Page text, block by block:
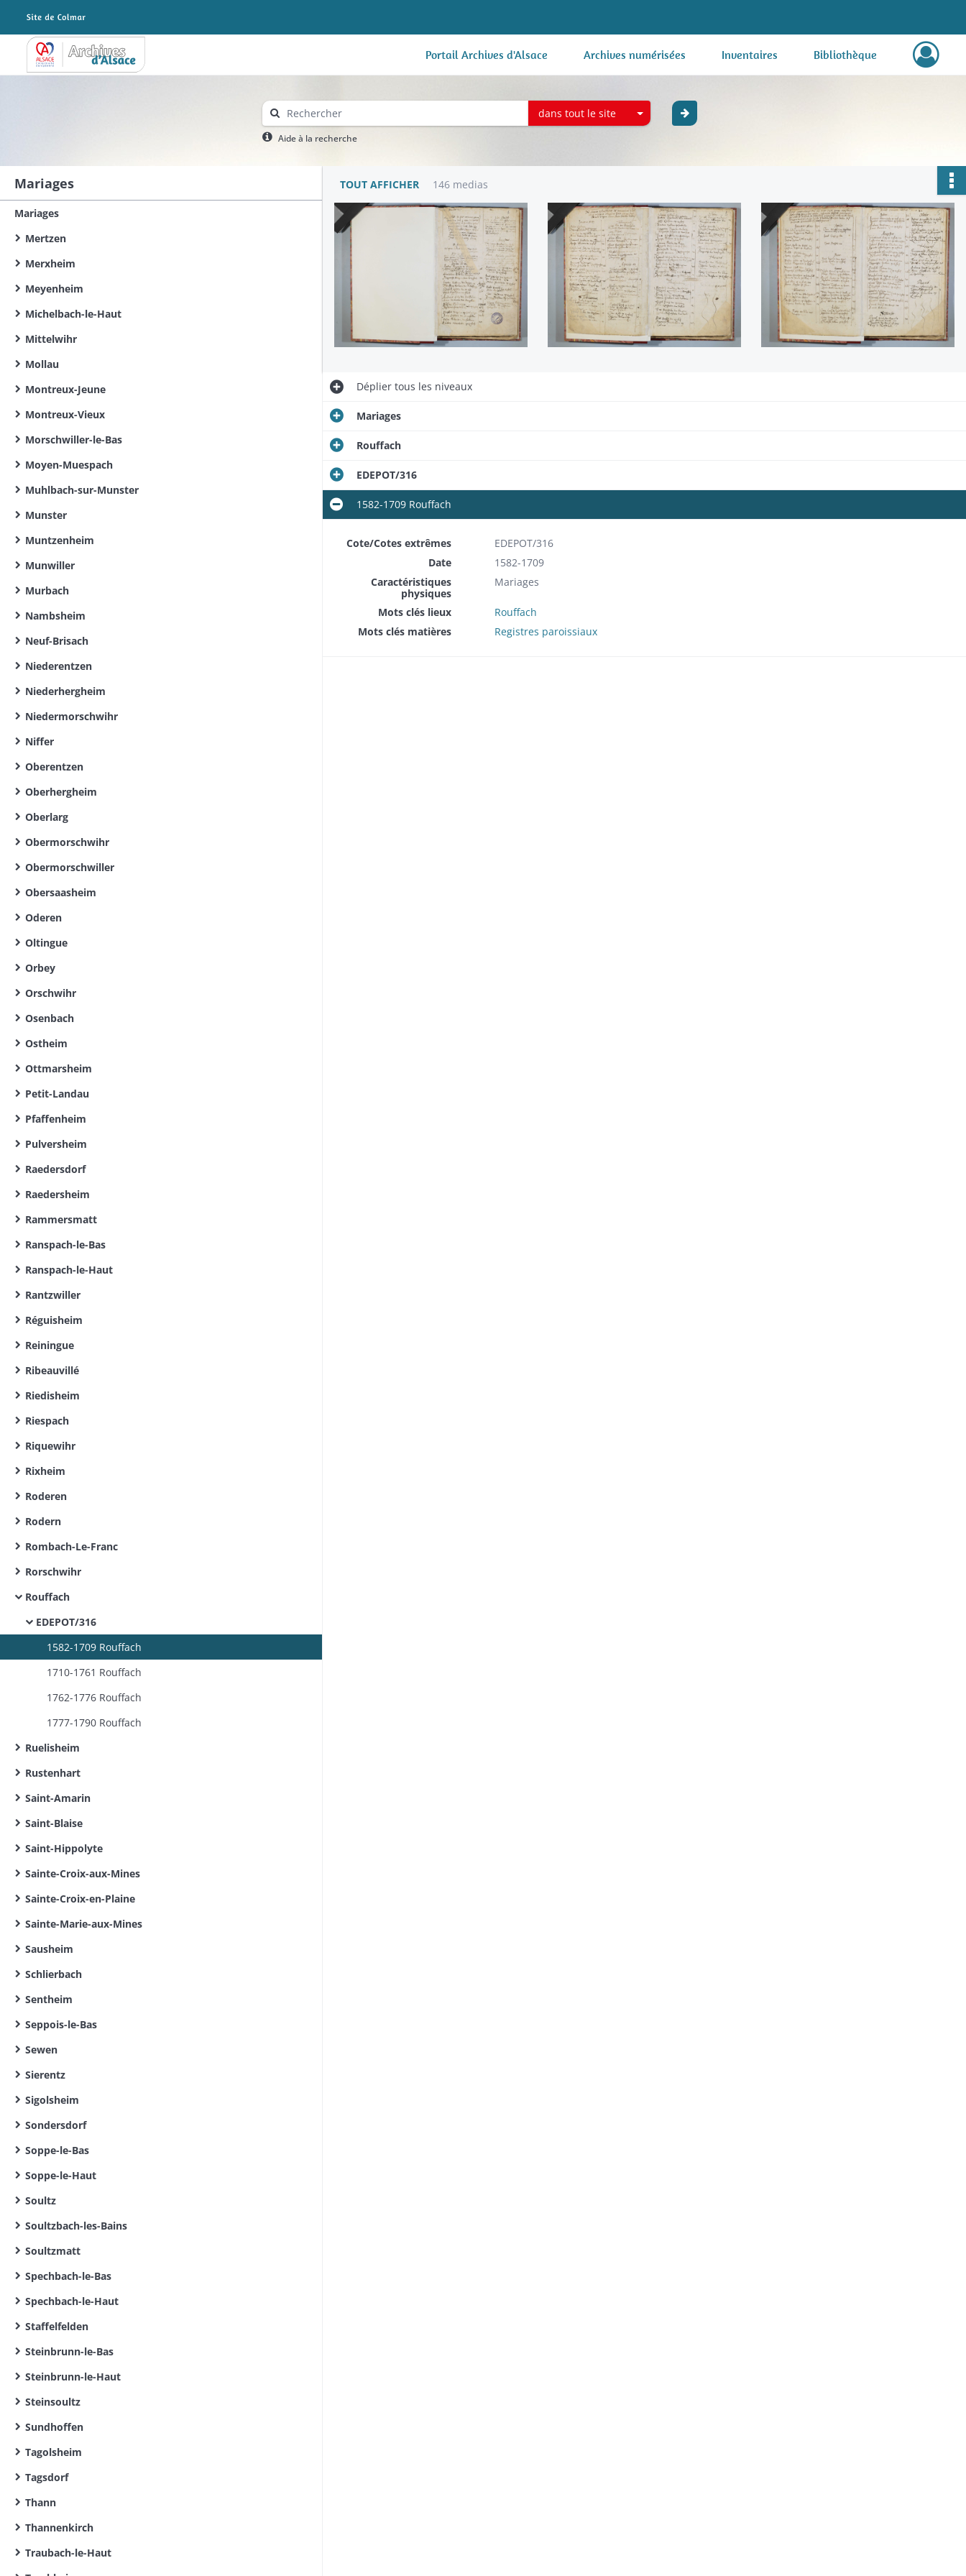
Archives Alsace - Colmar Portail Archives d'Alsace Archives numérisées Inventaires Bibliothèque
dans tout le site
Aide à la recherche
Mariages
Mariages
Mertzen
Merxheim
Meyenheim
Michelbach-le-Haut
Mittelwihr
Mollau
Montreux-Jeune
Montreux-Vieux
Morschwiller-le-Bas
Moyen-Muespach
Muhlbach-sur-Munster
Munster
Muntzenheim
Munwiller
Murbach
Nambsheim
Neuf-Brisach
Niederentzen
Niederhergheim
Niedermorschwihr
Niffer
Oberentzen
Oberhergheim
Oberlarg
Obermorschwihr
Obermorschwiller
Obersaasheim
Oderen
Oltingue
Orbey
Orschwihr
Osenbach
Ostheim
Ottmarsheim
Petit-Landau
Pfaffenheim
Pulversheim
Raedersdorf
Raedersheim
Rammersmatt
Ranspach-le-Bas
Ranspach-le-Haut
Rantzwiller
Réguisheim
Reiningue
Ribeauvillé
Riedisheim
Riespach
Riquewihr
Rixheim
Roderen
Rodern
Rombach-Le-Franc
Rorschwihr
Rouffach
EDEPOT/316
1582-1709 Rouffach
1710-1761 Rouffach
1762-1776 Rouffach
1777-1790 Rouffach
Ruelisheim
Rustenhart
Saint-Amarin
Saint-Blaise
Saint-Hippolyte
Sainte-Croix-aux-Mines
Sainte-Croix-en-Plaine
Sainte-Marie-aux-Mines
Sausheim
Schlierbach
Sentheim
Seppois-le-Bas
Sewen
Sierentz
Sigolsheim
Sondersdorf
Soppe-le-Bas
Soppe-le-Haut
Soultz
Soultzbach-les-Bains
Soultzmatt
Spechbach-le-Bas
Spechbach-le-Haut
Staffelfelden
Steinbrunn-le-Bas
Steinbrunn-le-Haut
Steinsoultz
Sundhoffen
Tagolsheim
Tagsdorf
Thann
Thannenkirch
Traubach-le-Haut
TOUT AFFICHER 146 medias
Dépliertous les niveaux
Mariages
Rouffach
EDEPOT/316
1582-1709 Rouffach
Cote/Cotes extrêmes
EDEPOT/316
Date
1582-1709
Caractéristiques
physiques
Mariages
Mots clés lieux
Rouffach
Mots clés matières
Registres paroissiaux